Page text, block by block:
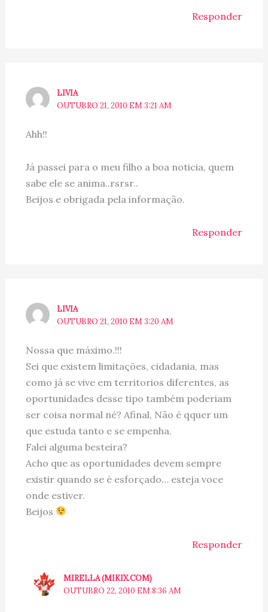
Responder
LIVIA
OUTUBRO 21, 2010 EM 3:21 AM
Ahh!!
Já passei para o meu filho a boa noticia, quem
sabe ele se anima..rsrsr..
Beijos e obrigada pela informação.
Responder
LIVIA
OUTUBRO 21, 2010 EM 3:20 AM
Nossa que máximo.!!!
Sei que existem limitações, cidadania, mas
como já se vive em territorios diferentes, as
oportunidades desse tipo também poderiam
ser coisa normal né? Afinal, Não é qquer um
que estuda tanto e se empenha.
Falei alguma besteira?
Acho que as oportunidades devem sempre
existir quando se é esforçado… esteja voce
onde estiver.
Beijos
Responder
MIRELLA (MIKIX.COM)
OUTUBRO 22, 2010 EM 8:36 AM